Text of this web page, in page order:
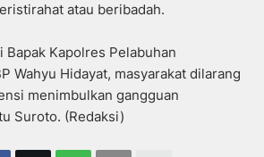
atau beribadah.
Bapak Kapolres Pelabuhan
Wahyu Hidayat, masyarakat dilarang
menimbulkan gangguan
Suroto. (Redaksi)